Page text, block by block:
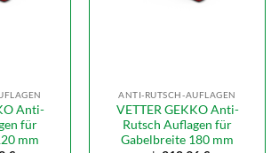
Anti-
für
mm
ANTI-RUTSCH-AUFLAGEN
VETTER GEKKO Anti-
Rutsch Auflagen für
Gabelbreite 180 mm